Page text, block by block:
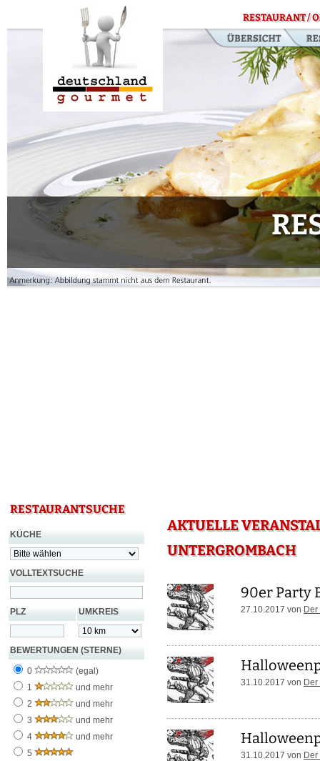
RESTAURANT /
RESTAURANTSUCHE
KÜCHE
VOLLTEXTSUCHE
PLZ UMKREIS
BEWERTUNGEN (STERNE)
0
(egal)
1
und mehr
2
und mehr
3
und mehr
4
und mehr
5
AKTUELLE
UNTERGROMBACH
90er Party
27.10.2017 von
31.10.2017 von
31.10.2017 von